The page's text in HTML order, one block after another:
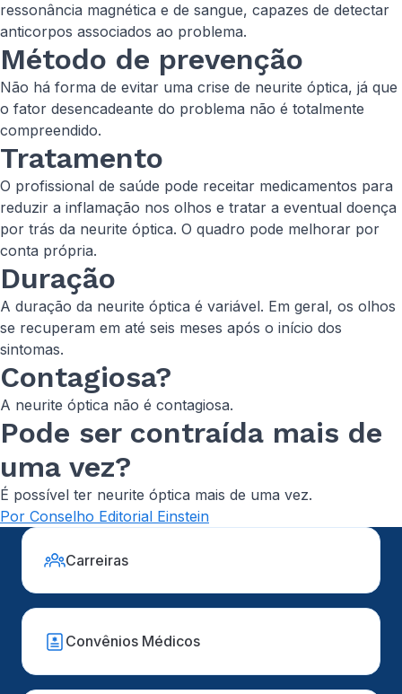
ressonância magnética e de sangue, capazes de detectar
anticorpos associados ao problema.
Método de prevenção
Não há forma de evitar uma crise de neurite óptica, já que
o fator desencadeante do problema não é totalmente
compreendido.
Tratamento
O profissional de saúde pode receitar medicamentos para
reduzir a inflamação nos olhos e tratar a eventual doença
por trás da neurite óptica. O quadro pode melhorar por
conta própria.
Duração
A duração da neurite óptica é variável. Em geral, os olhos
se recuperam em até seis meses após o início dos
sintomas.
Contagiosa?
A neurite óptica não é contagiosa.
Pode ser contraída mais de
uma vez?
É possível ter neurite óptica mais de uma vez.
Por Conselho Editorial Einstein
Carreiras
Convênios Médicos